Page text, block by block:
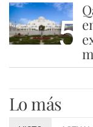
5
Lo más